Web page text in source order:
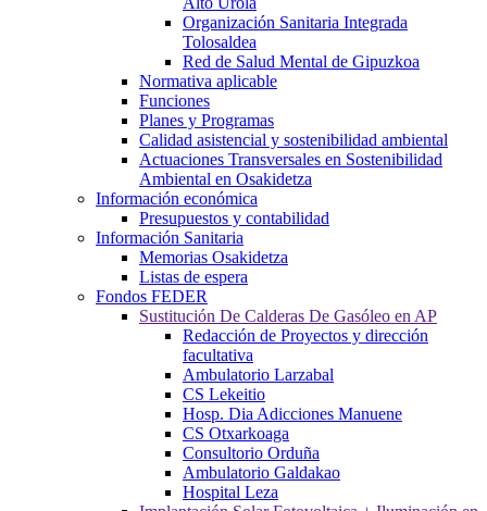
Organización Sanitaria Integrada
Tolosaldea
Red de Salud Mental de Gipuzkoa
Normativa aplicable
Funciones
Planes y Programas
Calidad asistencial y sostenibilidad ambiental
Actuaciones Transversales en Sostenibilidad
Ambiental en Osakidetza
Información económica
Presupuestos y contabilidad
Información Sanitaria
Memorias Osakidetza
Listas de espera
Fondos FEDER
Sustitución De Calderas De Gasóleo en AP
Redacción de Proyectos y dirección
facultativa
Ambulatorio Larzabal
CS Lekeitio
Hosp. Dia Adicciones Manuene
CS Otxarkoaga
Consultorio Orduña
Ambulatorio Galdakao
Hospital Leza